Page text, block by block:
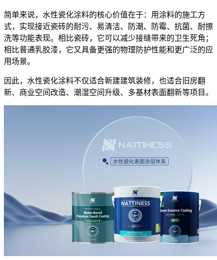
简单来说，水性瓷化涂料的核心价值在于：用涂料的施工方
式，实现接近瓷砖的耐污、易清洁、防潮、防霉、抗菌、耐擦
洗等功能表现。相比瓷砖，它可以减少接缝带来的卫生死角；
相比普通乳胶漆，它又具备更强的物理防护性能和更广泛的应
用场景。
因此，水性瓷化涂料不仅适合新建建筑装修，也适合旧房翻
新、商业空间改造、潮湿空间升级、多基材表面翻新等项目。